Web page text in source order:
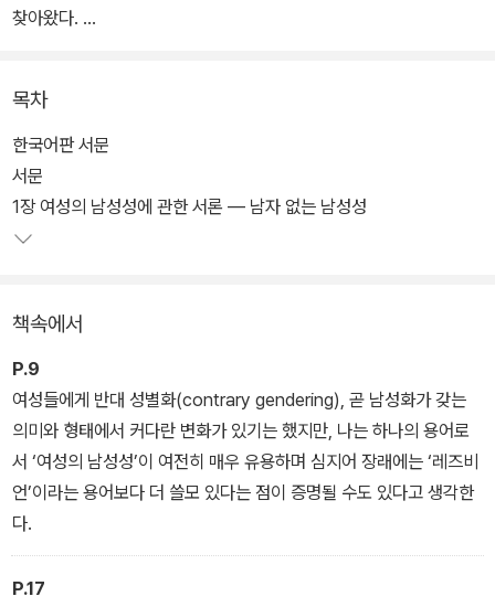
찾아왔다.
성적 여성들은 현대적인 레즈비언 주체에 미달하는 존재, 마초를 모
방하는 미숙아, 가부장적 남성성을 미처 벗어던지지 못한 존재로 여
겨졌고, 우울하고 병적인 모습으로 묘사되며 페미니즘과 레즈비어니
즘 안에서도 억압돼왔다.
무장한 채 제도적 이성애와 젠더 이원론을 상대로 학술적 백병전을
벌이며, 모호한 자기 삶과 정체성을 해명하고 정당성을 주장하는 정
치적 기획을 밀어붙인다.
스스로 책의 소재가 되거나(본문 344쪽), 드랙킹 공연의 참여 관찰
자이자 관객 자리에도 앉는 핼버스탬은 존 래드클리프 홀을 비롯해 1
9세기부터 20세기 초를 살다간 사람들, 할리우드 영화나 B급 영화나
목차
한국어판 서문
서문
1장 여성의 남성성에 관한 서론 ― 남자 없는 남성성
책속에서
P.9
여성들에게 반대 성별화(contrary gendering), 곧 남성화가 갖는
의미와 형태에서 커다란 변화가 있기는 했지만, 나는 하나의 용어로
서 ‘여성의 남성성’이 여전히 매우 유용하며 심지어 장래에는 ‘레즈비
언’이라는 용어보다 더 쓸모 있다는 점이 증명될 수도 있다고 생각한
다.
P.17